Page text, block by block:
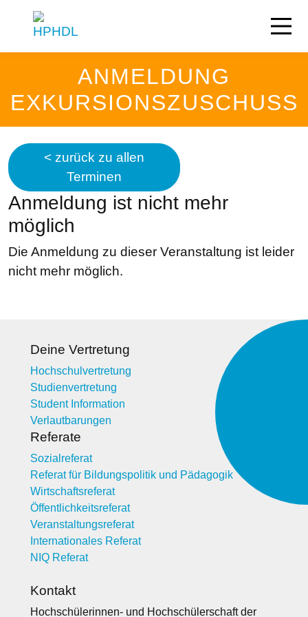
ANMELDUNG
EXKURSIONSZUSCHUSS
< zurück zu allen
Terminen
Anmeldung ist nicht mehr
möglich
Die Anmeldung zu dieser Veranstaltung ist leider
nicht mehr möglich.
Deine Vertretung
Hochschulvertretung
Studienvertretung
Student Information
Verlautbarungen
Referate
Sozialreferat
Referat für Bildungspolitik und Pädagogik
Wirtschaftsreferat
Öffentlichkeitsreferat
Veranstaltungsreferat
Internationales Referat
NIQ Referat
Kontakt
Hochschülerinnen- und Hochschülerschaft der